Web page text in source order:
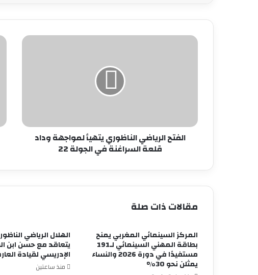
الفتح
في
الجولةالفتح الرياضي الناظوري يتهيأ لمواجهة وداد
قلعة السراغنة في الجولة 22
مقالات ذات صلة
المركز السينمائي المغربي يمنح
بطاقة المهني السينمائي لـ191
مستفيدًا في دورة 2026 والنساء
يمثلن نحو 30%
الهلال الرياضي
يتعاقد مع حسن ابن
الإدريسي لقيادة
منذ ساعتين